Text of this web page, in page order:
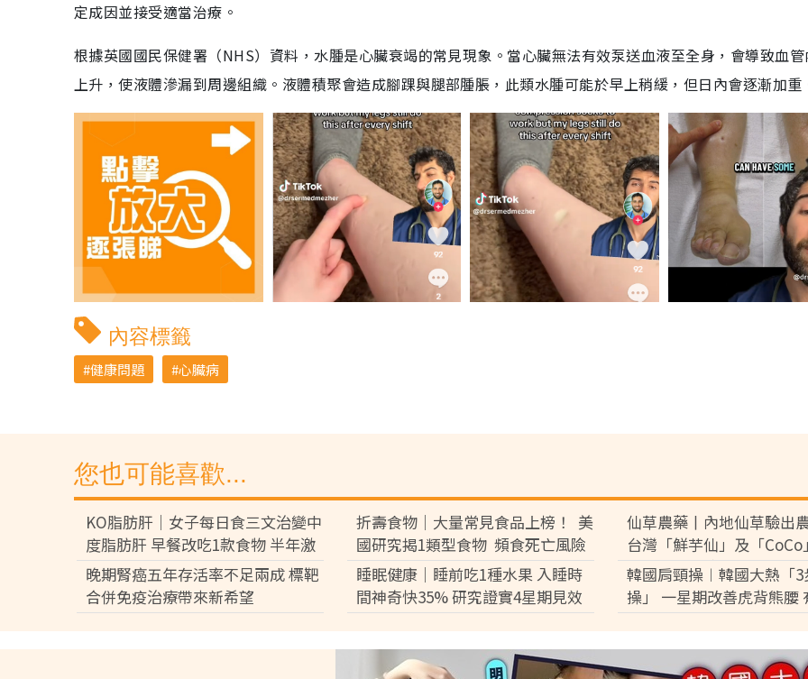
定成因並接受適當治療。
根據英國國民保健署（NHS）資料，水腫是心臟衰竭的常見現象。當心臟無法有效泵送血液至全身，會導致血管
上升，使液體滲漏到周邊組織。液體積聚會造成腳踝與腿部腫脹，此類水腫可能於早上稍緩，但日內會逐漸加重
內容標籤
健康問題 心臟病
您也可能喜歡...
KO脂肪肝｜女子每日食三文治變中
度脂肪肝 早餐改吃1款食物 半年激
減15磅逆轉脂肪肝
折壽食物｜大量常見食品上榜！ 美
國研究揭1類型食物 頻食死亡風險
激增17%
仙草農藥丨內地仙草驗出
台灣「鮮芋仙」及「
供應商急澄清：未流入市
晚期腎癌五年存活率不足兩成 標靶
合併免疫治療帶來新希望
睡眠健康｜睡前吃1種水果 入睡時
間神奇快35% 研究證實4星期見效
韓國肩頸操︱韓國大熱「
操」 一星期改善虎背熊腰
肩頸痛明顯改善寒背